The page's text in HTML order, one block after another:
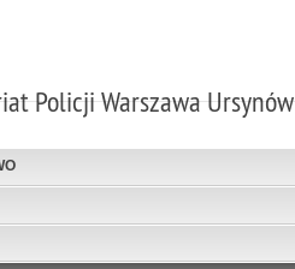
Policji Warszawa Ursynów